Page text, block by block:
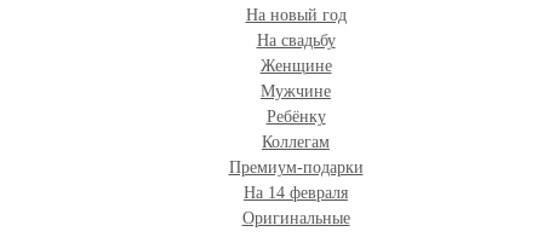
На новый год
На свадьбу
Женщине
Мужчине
Ребёнку
Коллегам
Премиум-подарки
На 14 февраля
Оригинальные